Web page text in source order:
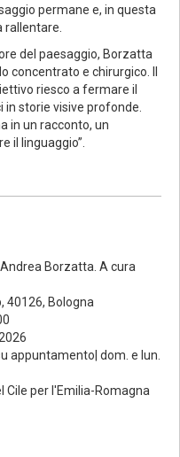
permane e, in questa
del paesaggio, Borzatta
concentrato e chirurgico. Il
riesco a fermare il
storie visive profonde.
in un racconto, un
il linguaggio”.
Andrea Borzatta. A cura
40126, Bologna
appuntamento| dom. e lun.
Cile per l'Emilia-Romagna